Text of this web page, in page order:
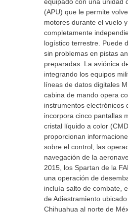
(APU) que le permite
motores durante el vuelo
completamente
logístico terrestre. Puede
sin problemas en pistas
preparadas. La aviónica
integrando los equipos
líneas de datos digitales
cabina de mando opera
instrumentos electrónicos
incorpora cinco pantallas
cristal líquido a color
proporcionan
sobre el control, las
navegación de la
2015, los Spartan de la
una operación de
incluía salto de combate,
de Adiestramiento ubicado
Chihuahua al norte de